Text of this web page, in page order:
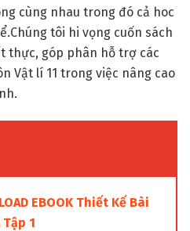
cùng nhau trong đó cả hoc
tôi hi vọng cuốn sách
thực, góp phân hỗ trợ các
Vật lí 11 trong việc nâng cao
EBOOK Thiết Kế Bài
1